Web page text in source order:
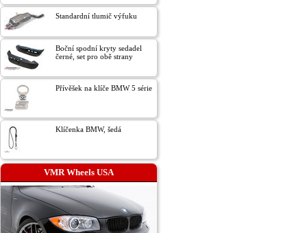
Standardní tlumič výfuku
Boční spodní kryty sedadel
černé, set pro obě strany
Přívěšek na klíče BMW 5 série
Klíčenka BMW, šedá
VMR Wheels USA